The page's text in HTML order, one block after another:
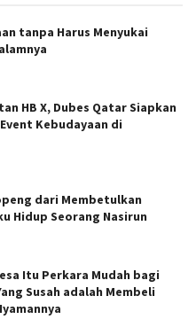
tanpa Harus Menyukai
HB X, Dubes Qatar Siapkan
Kebudayaan di
dari Membetulkan
Hidup Seorang Nasirun
Itu Perkara Mudah bagi
Susah adalah Membeli